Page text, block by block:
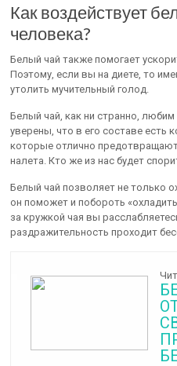
Как воздействует
человека?
Белый чай также помогает
Поэтому, если вы на диете, то
утолить мучительный голод.
Белый чай, как ни странно,
уверены, что в его составе есть
которые отлично предотвращают
налета. Кто же из нас будет
Белый чай позволяет не только
он поможет и побороть
за кружкой чая вы
раздражительность проходит